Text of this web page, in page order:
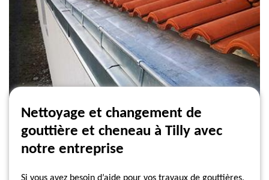
Nettoyage et changement de
gouttière et cheneau à Tilly avec
notre entreprise